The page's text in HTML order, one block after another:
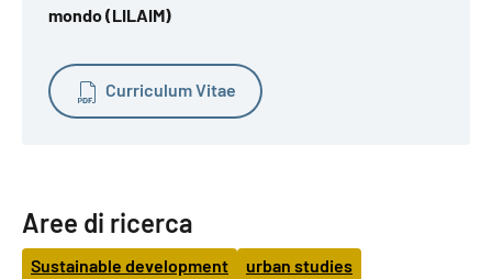
mondo (LILAIM)
Curriculum Vitae
Aree di ricerca
Sustainable development
urban studies